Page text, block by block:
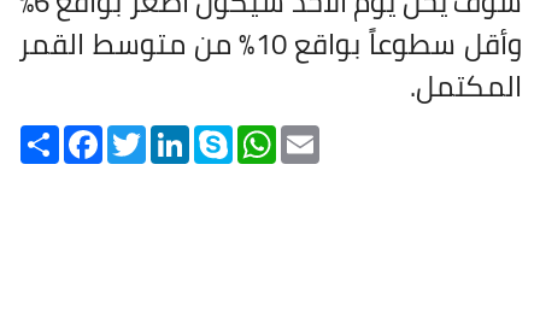
وأقل سطوعاً بواقع 10% من متوسط القمر
المكتمل.
Share FacebookTwitterLinkedInSkype WhatsApp